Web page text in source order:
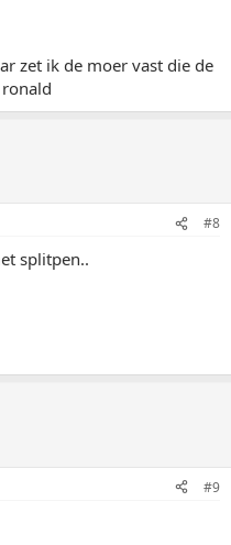
zet ik de moer vast die de
#8
splitpen..
#9